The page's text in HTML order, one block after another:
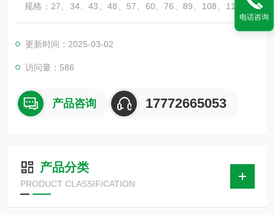
规格：27、34、43、48、57、60、76、89、108、114、13
3、159、165、219、273、325、377、426、478、530、63
更新时间：2025-03-02
访问量：586
产品咨询 17772665053
产品分类
PRODUCT CLASSIFICATION
电话咨询